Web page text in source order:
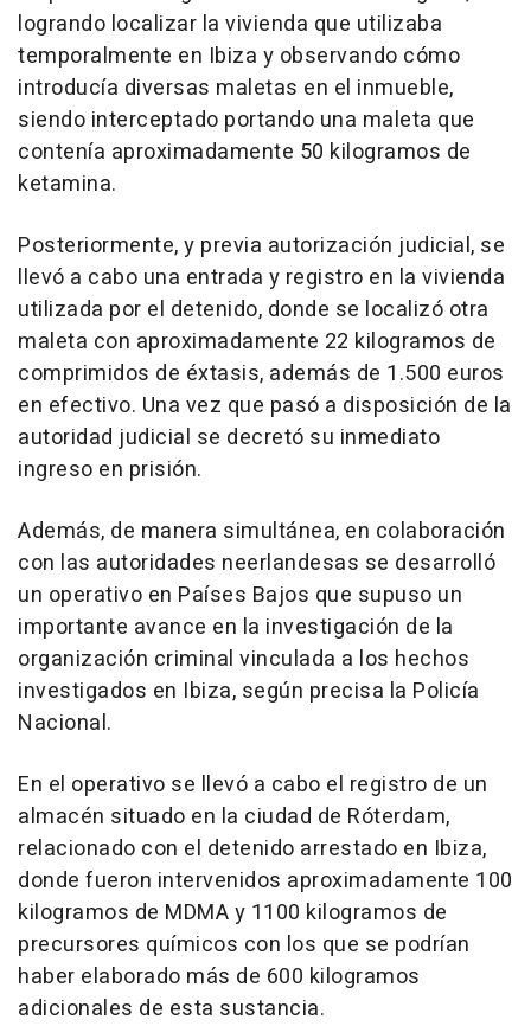
logrando localizar la vivienda que utilizaba
temporalmente en Ibiza y observando cómo
introducía diversas maletas en el inmueble,
siendo interceptado portando una maleta que
contenía aproximadamente 50 kilogramos de
ketamina.
Posteriormente, y previa autorización judicial, se
llevó a cabo una entrada y registro en la vivienda
utilizada por el detenido, donde se localizó otra
maleta con aproximadamente 22 kilogramos de
comprimidos de éxtasis, además de 1.500 euros
en efectivo. Una vez que pasó a disposición de la
autoridad judicial se decretó su inmediato
ingreso en prisión.
Además, de manera simultánea, en colaboración
con las autoridades neerlandesas se desarrolló
un operativo en Países Bajos que supuso un
importante avance en la investigación de la
organización criminal vinculada a los hechos
investigados en Ibiza, según precisa la Policía
Nacional.
En el operativo se llevó a cabo el registro de un
almacén situado en la ciudad de Róterdam,
relacionado con el detenido arrestado en Ibiza,
donde fueron intervenidos aproximadamente 100
kilogramos de MDMA y 1100 kilogramos de
precursores químicos con los que se podrían
haber elaborado más de 600 kilogramos
adicionales de esta sustancia.